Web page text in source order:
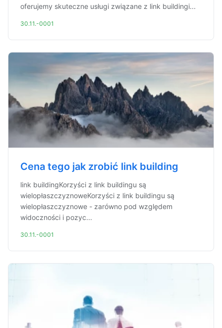
oferujemy skuteczne usługi związane z link buildingi...
30.11.-0001
Cena tego jak zrobić link building
link buildingKorzyści z link buildingu są
wielopłaszczyznoweKorzyści z link buildingu są
wielopłaszczyznowe - zarówno pod względem
widoczności i pozyc...
30.11.-0001